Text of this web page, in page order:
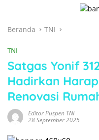
Beranda TNI
TNI
Satgas Yonif
Hadirkan
Renovasi
Editor Puspen TNI
28 September 2025